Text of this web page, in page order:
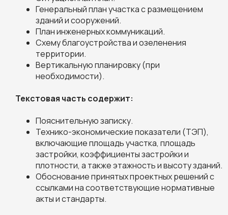
Генеральный план участка с размещением
зданий и сооружений.
План инженерных коммуникаций.
Схему благоустройства и озеленения
территории.
Вертикальную планировку (при
необходимости).
Текстовая часть содержит:
Пояснительную записку.
Технико-экономические показатели (ТЭП),
включающие площадь участка, площадь
застройки, коэффициенты застройки и
плотности, а также этажность и высоту зданий.
Обоснование принятых проектных решений с
ссылками на соответствующие нормативные
акты и стандарты.